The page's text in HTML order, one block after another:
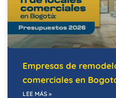
Empresas de
comerciales en
LEE MÁS »